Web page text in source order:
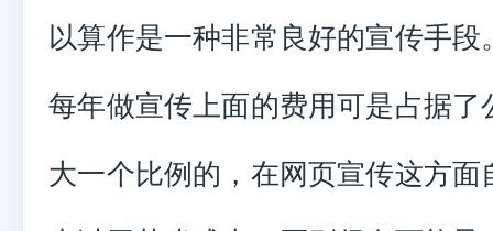
以算作是一种非常良好的宣传手段
每年做宣传上面的费用可是占据了
大一个比例的，在网页宣传这方面